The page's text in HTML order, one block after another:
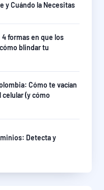
y Cuándo la Necesitas
formas en que los
blindar tu
Cómo te vacían
(y cómo
Detecta y